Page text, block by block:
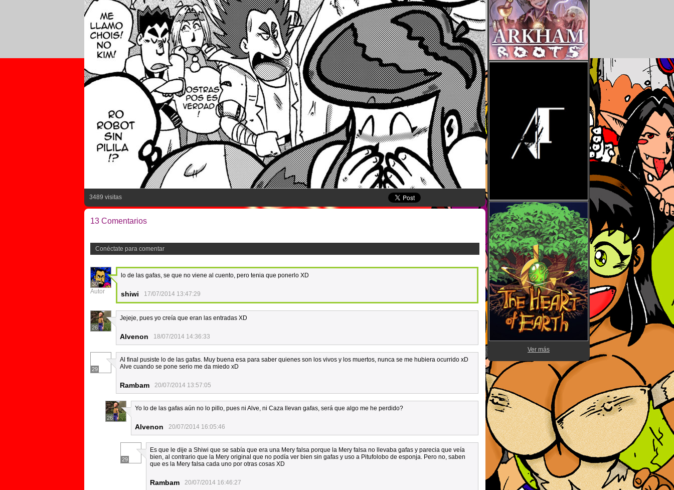
3489 visitas
13 Comentarios
Conéctate para comentar
30
Autor
lo de las gafas, se que no viene al cuento, pero tenia que ponerlo XD
shiwi 17/07/2014 13:47:29
26
Jejeje, pues yo creía que eran las entradas XD
Alvenon 18/07/2014 14:36:33
29
Al final pusiste lo de las gafas. Muy buena esa para saber quienes son los vivos y los muertos, nunca se me hubiera ocurrido xD
Alve cuando se pone serio me da miedo xD
Rambam 20/07/2014 13:57:05
26
Yo lo de las gafas aún no lo pillo, pues ni Alve, ni Caza llevan gafas, será que algo me he perdido?
Alvenon 20/07/2014 16:05:46
29
Es que le dije a Shiwi que se sabía que era una Mery falsa porque la Mery falsa no llevaba gafas y parecia que veía
bien, al contrario que la Mery original que no podía ver bien sin gafas y uso a Pitufolobo de esponja. Pero no, saben
que es la Mery falsa cada uno por otras cosas XD
Rambam 20/07/2014 16:46:27
Ver más